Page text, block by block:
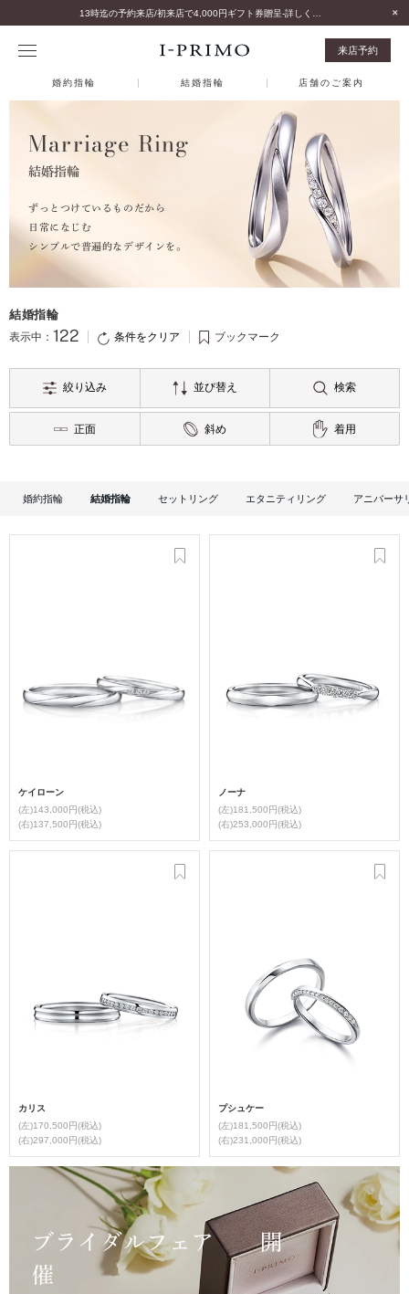
来店予約
婚約指輪 結婚指輪 店舗のご案内
Marriage Ring
結婚指輪
ずっとつけているものだから
日常になじむ
シンプルで普遍的なデザインを。
結婚指輪
表示中： 122 条件をクリア ブックマーク
絞り込み 並び替え 検索
正面 斜め 着用
婚約指輪 結婚指輪 セットリング エタニティリング アニバーサ
ケイローン
(左)143,000円(税込)
(右)137,500円(税込)
ノーナ
(左)181,500円(税込)
(右)253,000円(税込)
カリス
(左)170,500円(税込)
(右)297,000円(税込)
プシュケー
(左)181,500円(税込)
(右)231,000円(税込)
ブライダルフェア 開
催